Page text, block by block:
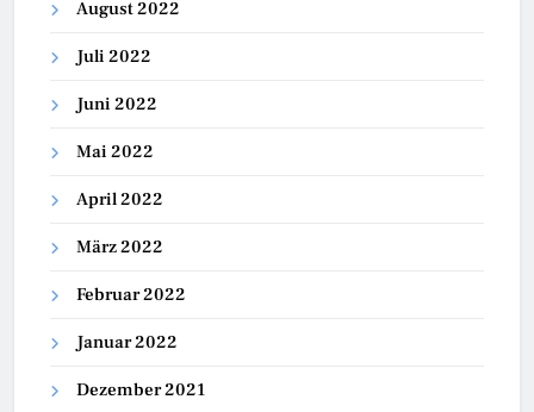
August 2022
Juli 2022
Juni 2022
Mai 2022
April 2022
März 2022
Februar 2022
Januar 2022
Dezember 2021